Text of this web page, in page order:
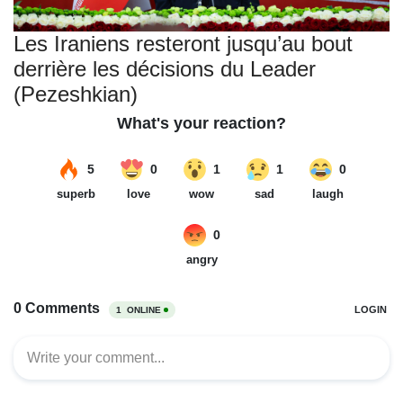
Les Iraniens resteront jusqu’au bout
derrière les décisions du Leader
(Pezeshkian)